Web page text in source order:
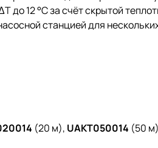
до 12 °C за счёт скрытой
станцией для
(20 м), UAKT050014 (50